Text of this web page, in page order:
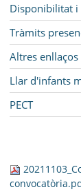
Disponibilitat i
Tràmits
Altres enllaços
Llar d'infants
PECT